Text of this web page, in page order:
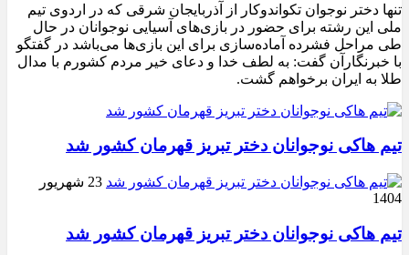
تنها دختر نوجوان تکواندوکار از آذربایجان شرقی که در اردوی تیم
ملی این رشته برای حضور در بازی‌های آسیایی نوجوانان در حال
طی مراحل فشرده آماده‌سازی برای این بازی‌ها می‌باشد در گفتگو
با خبرنگارآن گفت: به لطف خدا و دعای خیر مردم کشورم با مدال
طلا به ایران برخواهم گشت.
تیم هاکی نوجوانان دختر تبریز قهرمان کشور شد
23 شهریور
1404
تیم هاکی نوجوانان دختر تبریز قهرمان کشور شد